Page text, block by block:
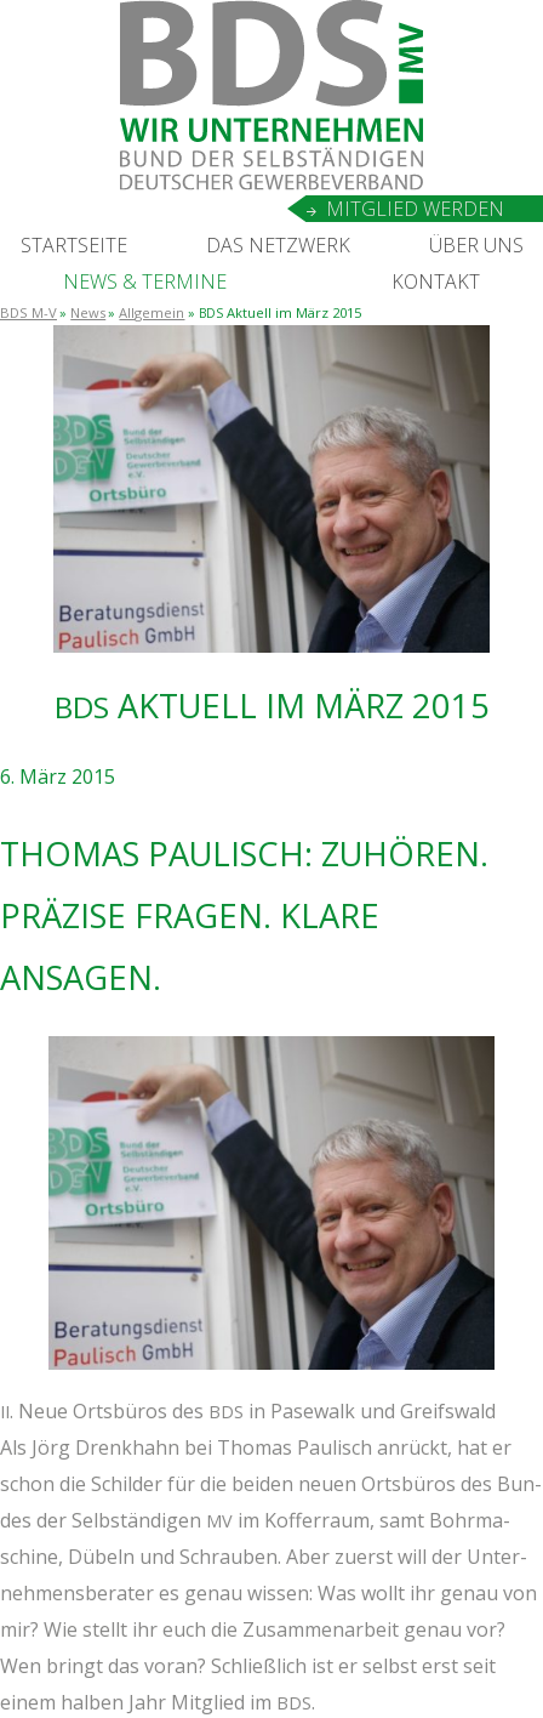
START­SEI­TE DAS NETZ­WERK
ÜBER UNS
NEWS &TERMINE KON­TAKT
MIT­GLIED WERDEN
BDS M-V News Allgemein BDSAktu­ell im März 2015
BDS AKTU­ELL IM MÄRZ 2015
6. März 2015
THO­MAS PAU­LISCH: ZUHÖ­REN.
PRÄ­ZI­SE FRA­GEN. KLA­RE
ANSAGEN.
II. Neue Orts­bü­ros des BDS in Pase­walk und Greifs­wald
Als Jörg Drenk­hahn bei Tho­mas Pau­lisch anrückt, hat er
schon die Schil­der für die bei­den neu­en Orts­bü­ros des Bun­
des der Selb­stän­di­gen MV im Kof­fer­raum, samt Bohr­ma­
schi­ne, Dübeln und Schrau­ben. Aber zuerst will der Unter­
neh­mens­be­ra­ter es genau wis­sen: Was wollt ihr genau von
mir? Wie stellt ihr euch die Zusam­men­ar­beit genau vor?
Wen bringt das vor­an? Schließ­lich ist er selbst erst seit
einem hal­ben Jahr Mit­glied im BDS.